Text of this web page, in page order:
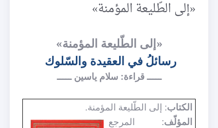
«إلى الطّليعة المؤمنة»
«إلى الطّليعة المؤمنة»
رسائلُفي العقيدة والسّلوك
ـــــ قراءة: سلام ياسين ـــــ
الكتاب: إلى الطّليعة المؤمنة.
المؤلّف: المرجع